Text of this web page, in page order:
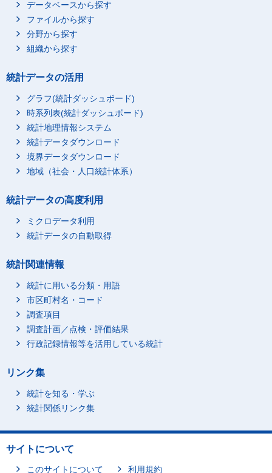
データベースから探す
ファイルから探す
分野から探す
組織から探す
統計データの活用
グラフ(統計ダッシュボード)
時系列表(統計ダッシュボード)
統計地理情報システム
統計データダウンロード
境界データダウンロード
地域（社会・人口統計体系）
統計データの高度利用
ミクロデータ利用
統計データの自動取得
統計関連情報
統計に用いる分類・用語
市区町村名・コード
調査項目
調査計画／点検・評価結果
行政記録情報等を活用している統計
リンク集
統計を知る・学ぶ
統計関係リンク集
サイトについて
このサイトについて 利用規約